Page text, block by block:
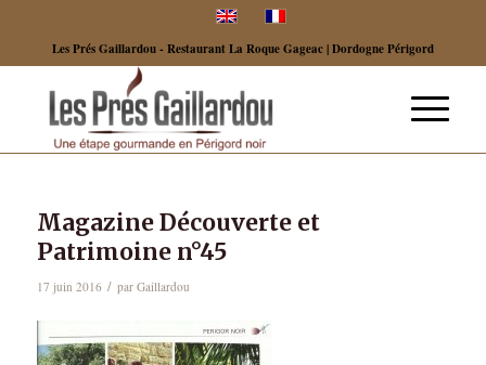
Les Prés Gaillardou - Restaurant La Roque Gageac | Dordogne Périgord
Magazine Découverte et
Patrimoine n°45
17 juin 2016 / par Gaillardou